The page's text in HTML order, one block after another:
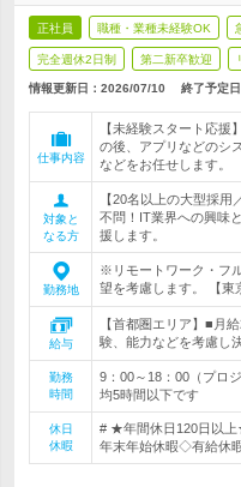
正社員 職種・業種未経験OK
完全週休2日制 第二新卒歓迎
情報更新日：2026/07/10 終了予定日
仕事内容
【未経験スタート応援
の後、アプリなどのシ
などをお任せします。
対象と
なる方
【20名以上の大型採
不問！IT業界への興味
援します。
勤務地
※リモートワーク・フ
望を考慮します。 【東
給与
【首都圏エリア】■月
験、能力などを考慮し
勤務
時間
9：00～18：00（プロ
均5時間以下です
休日
休暇
# ★年間休日120日以
年末年始休暇◇有給休